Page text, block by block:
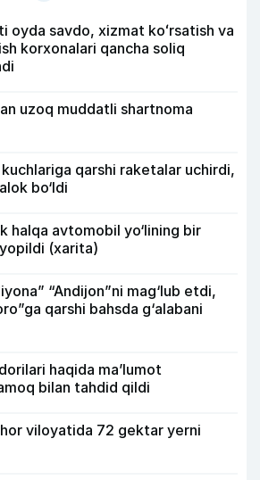
oyda savdo, xizmat koʻrsatish va
korxonalari qancha soliq
uzoq muddatli shartnoma
qarshi raketalar uchirdi,
bo‘ldi
halqa avtomobil yo‘lining bir
(xarita)
“Andijon”ni mag‘lub etdi,
qarshi bahsda g‘alabani
haqida ma’lumot
bilan tahdid qildi
viloyatida 72 gektar yerni